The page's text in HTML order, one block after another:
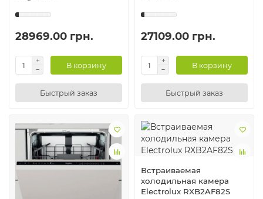
28969.00 грн.
В корзину
Быстрый заказ
27109.00 грн.
В корзину
Быстрый заказ
Встраиваемая
холодильная камера
Electrolux RXB2AF82S